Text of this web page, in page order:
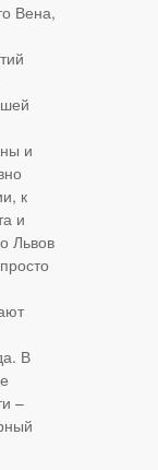
Вена,
и
к
и
Львов
В
–